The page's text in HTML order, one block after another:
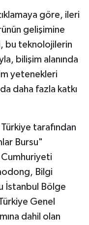
göre, ileri
gelişimine
bu teknolojilerin
bilişim alanında
yetenekleri
daha fazla katkı
tarafından
Bursu"
Cumhuriyeti
Bilgi
İstanbul Bölge
Genel
dahil olan